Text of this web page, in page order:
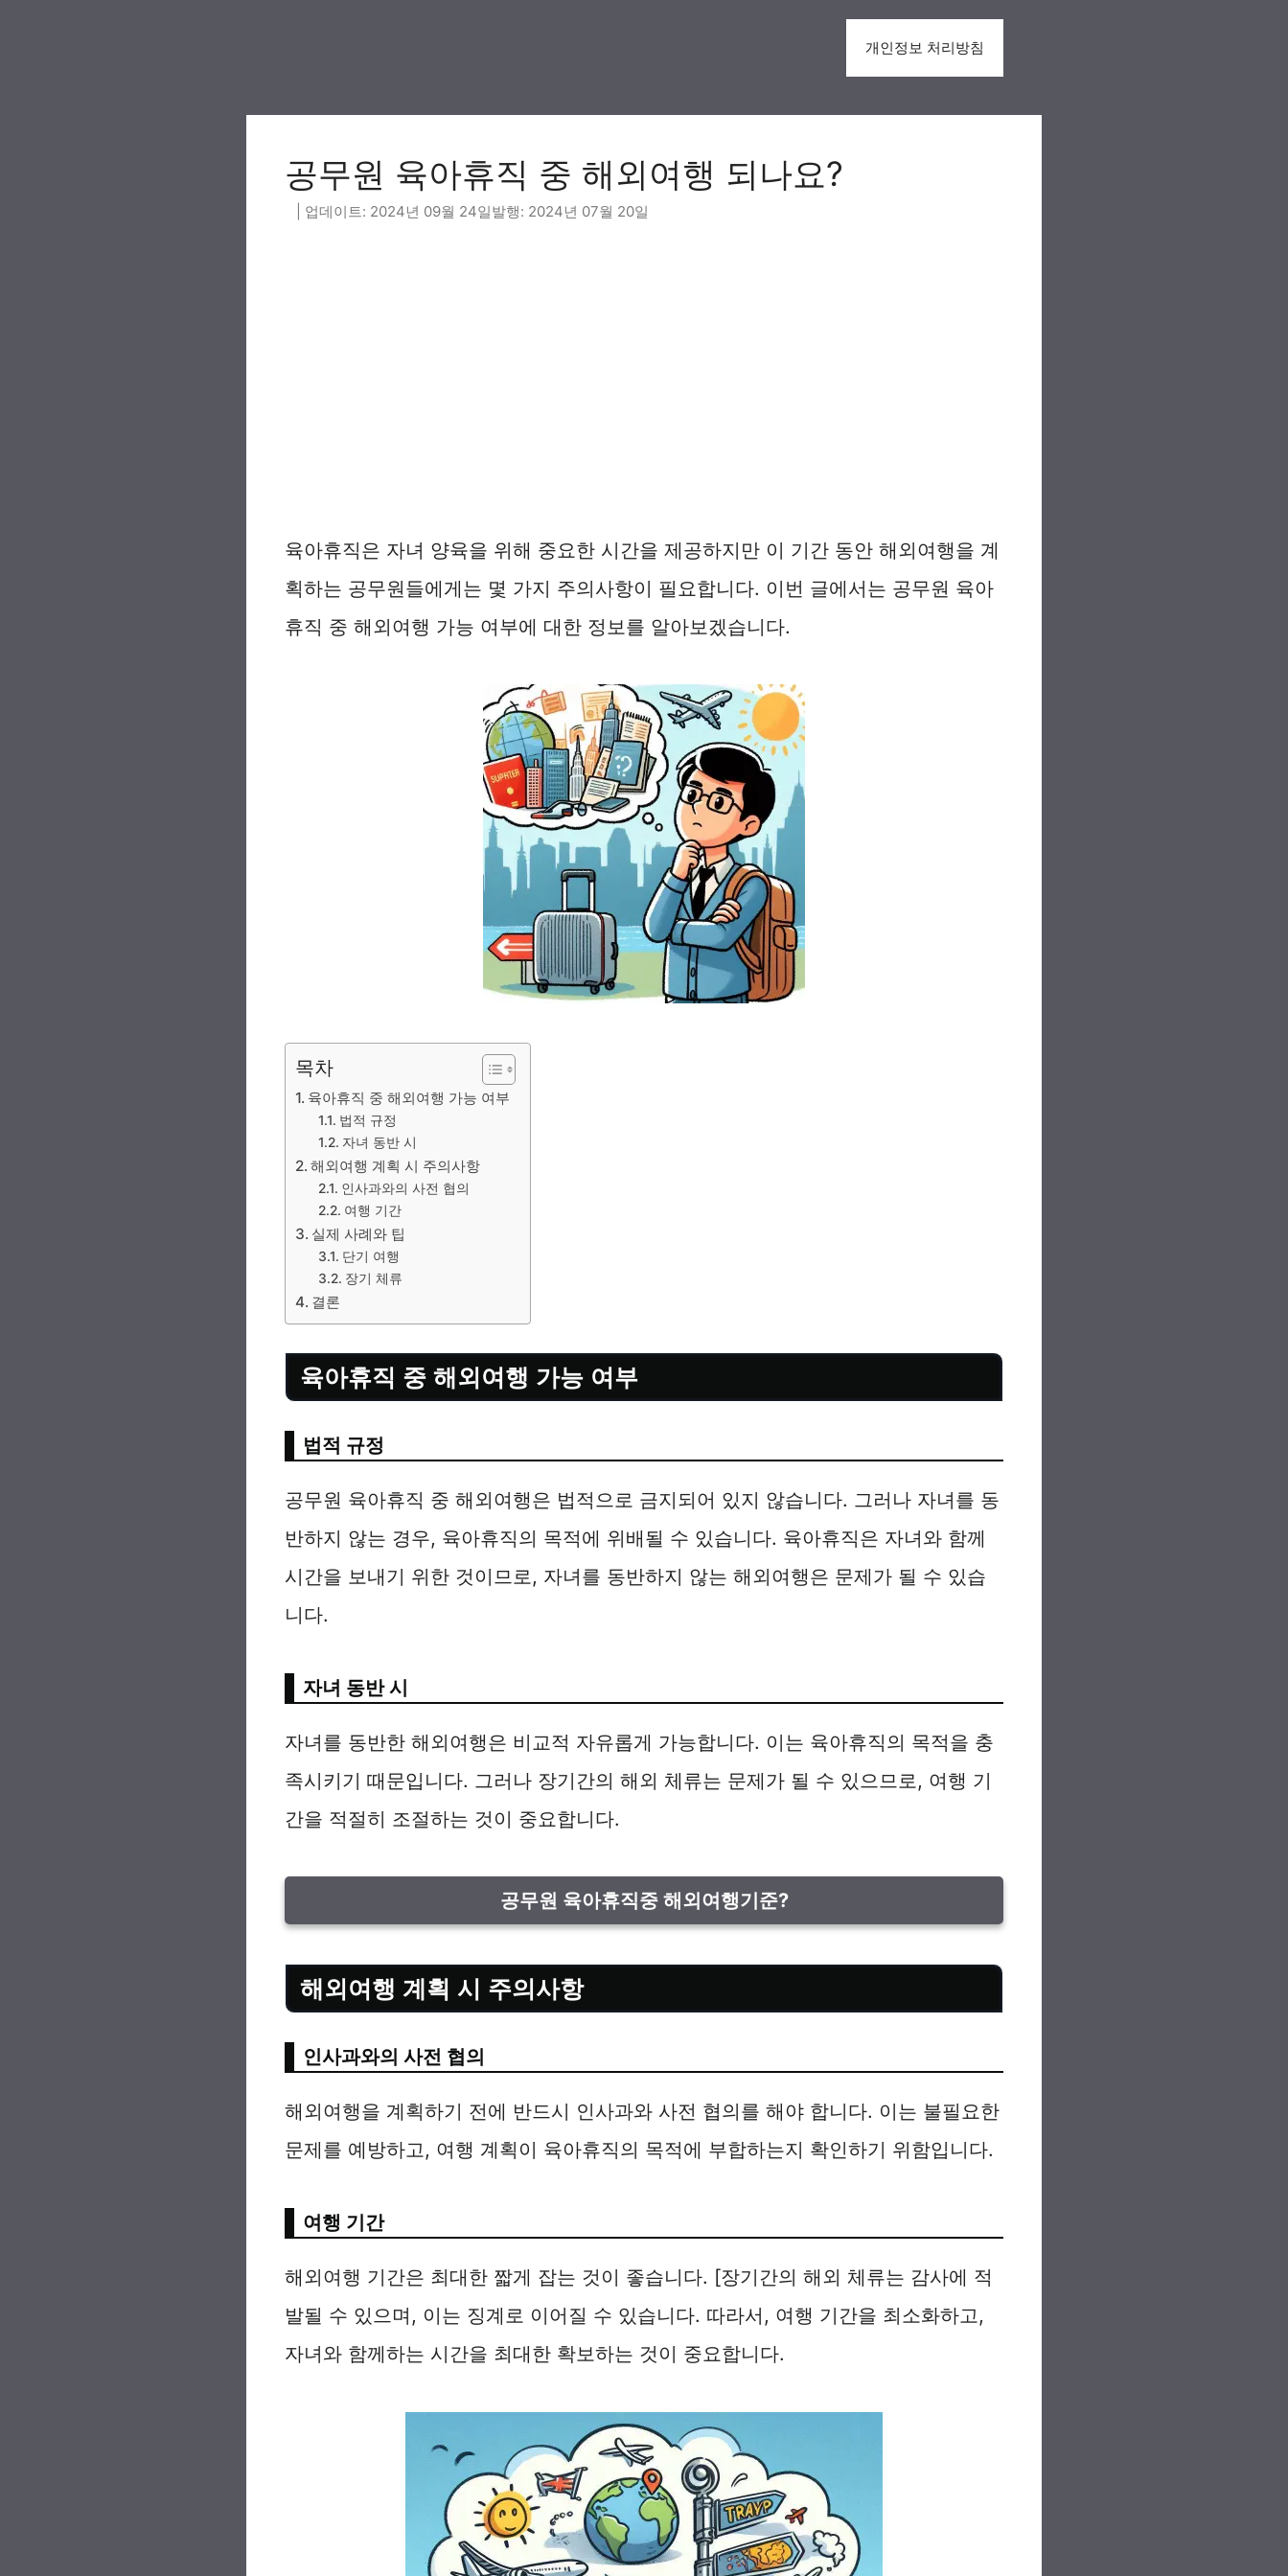
개인정보 처리방침
공무원 육아휴직 중 해외여행 되나요?
2024년 09월 24일 2024년 07월 20일
육아휴직은 자녀 양육을 위해 중요한 시간을 제공하지만 이 기간 동안 해외여행을 계
획하는 공무원들에게는 몇 가지 주의사항이 필요합니다. 이번 글에서는 공무원 육아
휴직 중 해외여행 가능 여부에 대한 정보를 알아보겠습니다.
목차
육아휴직 중 해외여행 가능 여부
법적 규정
자녀 동반 시
해외여행 계획 시 주의사항
인사과와의 사전 협의
여행 기간
실제 사례와 팁
단기 여행
장기 체류
결론
육아휴직 중 해외여행 가능 여부
법적 규정
공무원 육아휴직 중 해외여행은 법적으로 금지되어 있지 않습니다. 그러나 자녀를 동
반하지 않는 경우, 육아휴직의 목적에 위배될 수 있습니다. 육아휴직은 자녀와 함께
시간을 보내기 위한 것이므로, 자녀를 동반하지 않는 해외여행은 문제가 될 수 있습
니다.
자녀 동반 시
자녀를 동반한 해외여행은 비교적 자유롭게 가능합니다. 이는 육아휴직의 목적을 충
족시키기 때문입니다. 그러나 장기간의 해외 체류는 문제가 될 수 있으므로, 여행 기
간을 적절히 조절하는 것이 중요합니다.
공무원 육아휴직중 해외여행기준?
해외여행 계획 시 주의사항
인사과와의 사전 협의
해외여행을 계획하기 전에 반드시 인사과와 사전 협의를 해야 합니다. 이는 불필요한
문제를 예방하고, 여행 계획이 육아휴직의 목적에 부합하는지 확인하기 위함입니다.
여행 기간
해외여행 기간은 최대한 짧게 잡는 것이 좋습니다. [장기간의 해외 체류는 감사에 적
발될 수 있으며, 이는 징계로 이어질 수 있습니다. 따라서, 여행 기간을 최소화하고,
자녀와 함께하는 시간을 최대한 확보하는 것이 중요합니다.